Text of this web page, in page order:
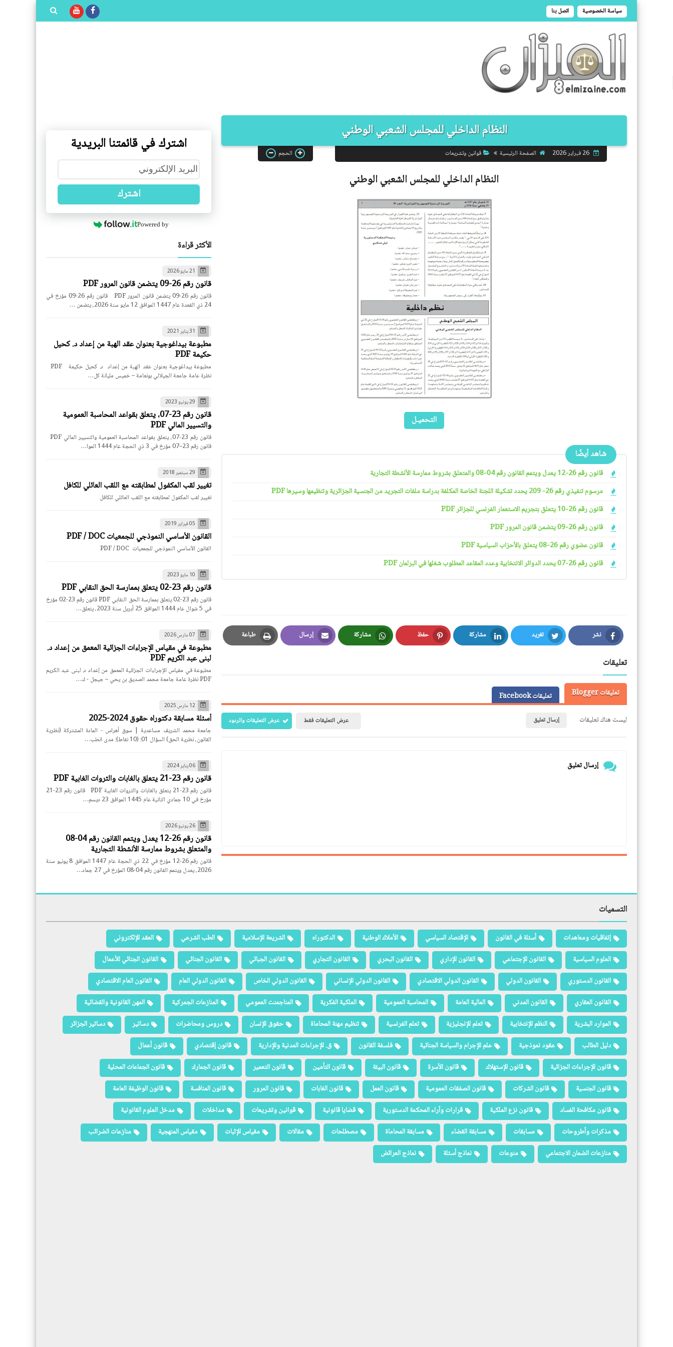
سياسة الخصوصية اتصل بنا
النظام الداخلي للمجلس الشعبي الوطني
26 فبراير 2026 الصفحة الرئيسية قوانين وتشريعات الحجم
النظام الداخلي للمجلس الشعبي الوطني
التحميـل
شاهد أيضًا
قانون رقم 26-12 يعدل ويتمم القانون رقم 04-08 والمتعلق بشروط ممارسة الأنشطة التجارية
مرسوم تنفيذي رقم 26- 209 يحدد تشكيلة اللجنة الخاصة المكلفة بدراسة ملفات التجريد من الجنسية الجزائرية وتنظيمها وسيرها PDF
قانون رقم 26-10 يتعلق بتجريم الاستعمار الفرنسي للجزائر PDF
قانون رقم 26-09 يتضمن قانون المرور PDF
قانون عضوي رقم 26-08 يتعلق بالأحزاب السياسية PDF
قانون رقم 26-07 يحدد الدوائر الانتخابية وعدد المقاعد المطلوب شغلها في البرلمان PDF
نشر
Facebook
تغريد
Twitter
مشاركة
LinkedIn
حفظ
Pinterest
مشاركة
Whatsapp
إرسال
Email
طباعة
Print
تعليقات
تعليقات Blogger
تعليقات Facebook
ليست هناك تعليقات
إرسال تعليق عرض التعليقات فقط عرض التعليقات والردود
إرسال تعليق
اشترك في قائمتنا البريدية
اشترك
Powered by
الأكثر قراءة
21 مايو 2026
قانون رقم 26-09 يتضمن قانون المرور PDF
قانون رقم 26-09 يتضمن قانون المرور PDF قانون رقم 26-09 مؤرخ في
24 ذي القعدة عام 1447 الموافق 12 مايو سنة 2026، يتضمن …
31 يناير 2021
مطبوعة بيداغوجية بعنوان عقد الهبة من إعداد د. كحيل
حكيمة PDF
نظرة عامة جامعة الجيلالي بونعامة – خميس مليانة كل…
29 يونيو 2023
قانون رقم 23-07، يتعلق بقواعد المحاسبة العمومية
والتسيير المالي PDF
قانون رقم 23–07 مؤرخ في 3 ذي الحجة عام 1444 الموا…
29 سبتمبر 2018
تغيير لقب المكفول لمطابقته مع اللقب العائلي للكافل
تغيير لقب المكفول لمطابقته مع اللقب العائلي للكافل
05 فبراير 2019
القانون الأساسي النموذجي للجمعيات PDF / DOC
القانون الأساسي النموذجي للجمعيات PDF / DOC
10 مايو 2023
قانون رقم 23-02 يتعلق بممارسة الحق النقابي PDF
قانون رقم 23-02 يتعلق بممارسة الحق النقابي PDF قانون رقم 23-02 مؤرخ
في 5 شوال عام 1444 الموافق 25 أبريل سنة 2023، يتعلق…
07 مارس 2026
مطبوعة في مقياس الإجراءات الجزائية المعمق من إعداد د.
لبنى عبد الكريم PDF
مطبوعة في مقياس الإجراءات الجزائية المعمق من إعداد د. لبنى عبد الكريم
PDF نظرة عامة جامعة محمد الصديق بن يحي – جيجل - ك…
12 مارس 2025
أسئلة مسابقة دكتوراه حقوق 2024-2025
جامعة محمد الشريف مساعدية | سوق أهراس - المادة المشتركة (نظرية
القانون، نظرية الحق) السؤال 01: (10 نقاط): مدى انطب…
06 يناير 2024
قانون رقم 23-21 يتعلق بالغابات والثروات الغابية PDF
قانون رقم 23-21 يتعلق بالغابات والثروات الغابية PDF قانون رقم 23-21
مؤرخ في 10 جمادي الثانية عام 1445 الموافق 23 ديسم…
26 يونيو 2026
قانون رقم 26-12 يعدل ويتمم القانون رقم 04-08
والمتعلق بشروط ممارسة الأنشطة التجارية
قانون رقم 26-12 مؤرخ في 22 ذي الحجة عام 1447 الموافق 8 يونيو سنة
2026، يعدل ويتمم القانون رقم 04-08 المؤرخ في 27 جماد…
التسميات
إتفاقيات ومعاهدات أسئلة في القانون الإقتصاد السياسي الأملاك الوطنية الدكتوراه الشريعة الإسلامية الطب الشرعي
العقد الإلكتروني
العلوم السياسية
القانون الإجتماعي القانون الإداري القانون البحري القانون التجاري القانون الجبائي القانون الجنائي
القانون الجنائي للأعمال
القانون الدستوري
القانون الدولي القانون الدولي الاقتصادي القانون الدولي الإنساني القانون الدولي الخاص القانون الدولي العام
القانون العام الاقتصادي
القانون العقاري
القانون المدني المالية العامة المحاسبة العمومية الملكية الفكرية المناجمنت العمومي المنازعات الجمركية
المهن القانونية والقضائية
الموارد البشرية
النظم الإنتخابية تعلم الإنجليزية تعلم الفرنسية تنظيم مهنة المحاماة حقوق الإنسان دروس ومحاضرات دساتير
دساتير الجزائر
دليل الطالب
عقود نموذجية علم الإجرام والسياسة الجنائية فلسفة القانون ق. الإجراءات المدنية والإدارية قانون إقتصادي
قانون أعمال
قانون الإجراءات الجزائية
قانون الإستهلاك قانون الأسرة قانون البيئة قانون التأمين قانون التعمير قانون الجمارك
قانون الجماعات المحلية
قانون الجنسية
قانون الشركات قانون الصفقات العمومية قانون العمل قانون الغابات قانون المرور قانون المنافسة
قانون الوظيفة العامة
قانون مكافحة الفساد
قانون نزع الملكية قرارات وآراء المحكمة الدستورية قضايا قانونية قوانين وتشريعات مداخلات
مدخل العلوم القانونية
مذكرات وأطروحات
مسابقات مسابقة القضاء مسابقة المحاماة مصطلحات مقالات مقياس الإثبات مقياس المنهجية
منازعات الضرائب
منازعات الضمان الاجتماعي
منوعات نماذج أسئلة نماذج العرائض